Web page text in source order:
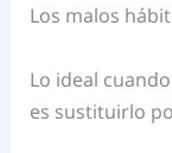
Los malos
Lo ideal
es sustituirlo